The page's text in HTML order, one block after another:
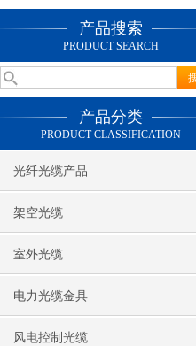
产品搜索
PRODUCT SEARCH
产品分类
PRODUCT CLASSIFICATION
光纤光缆产品
架空光缆
室外光缆
电力光缆金具
风电控制光缆